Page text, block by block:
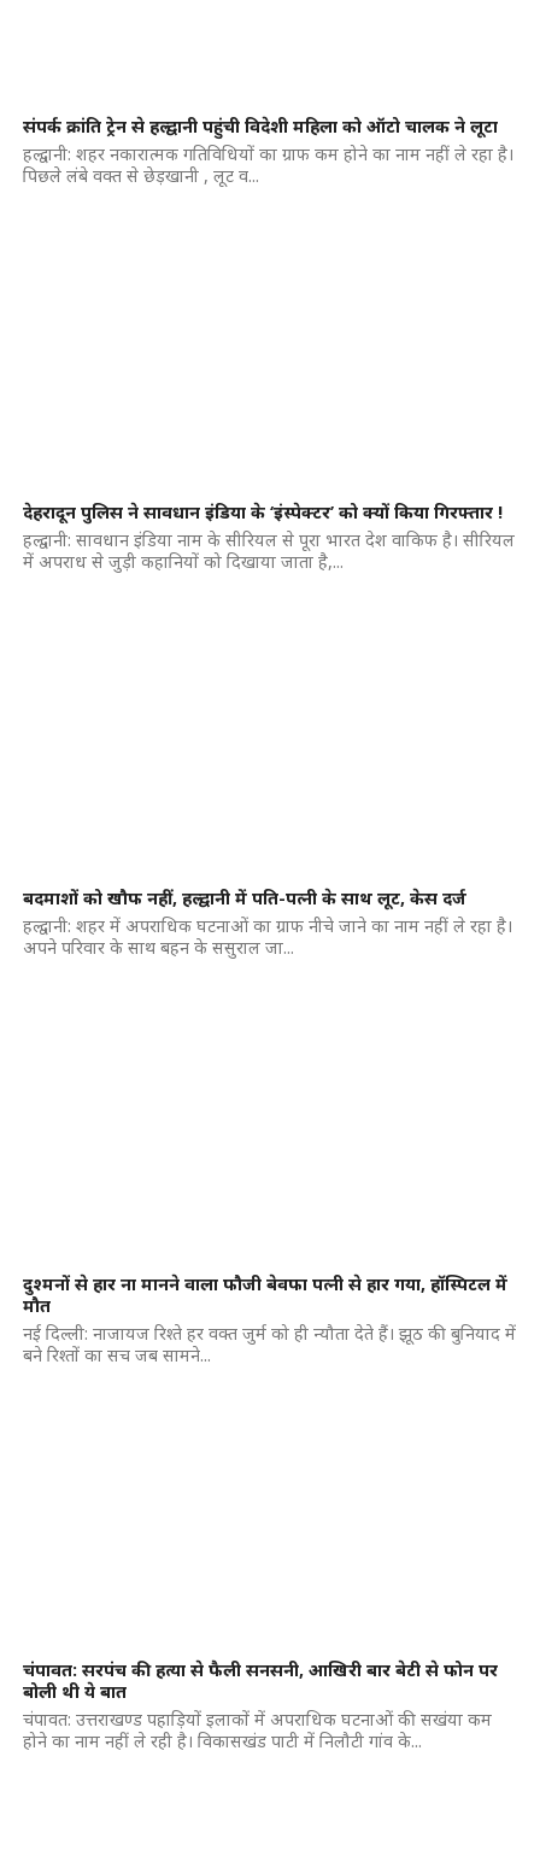
संपर्क क्रांति ट्रेन से हल्द्वानी पहुंची विदेशी महिला को ऑटो चालक ने लूटा
हल्द्वानी: शहर नकारात्मक गतिविधियों का ग्राफ कम होने का नाम नहीं ले रहा है।
पिछले लंबे वक्त से छेड़खानी , लूट व...
देहरादून पुलिस ने सावधान इंडिया के ‘इंस्पेक्टर’ को क्यों किया गिरफ्तार !
हल्द्वानी: सावधान इंडिया नाम के सीरियल से पूरा भारत देश वाकिफ है। सीरियल
में अपराध से जुड़ी कहानियों को दिखाया जाता है,...
बदमाशों को खौफ नहीं, हल्द्वानी में पति-पत्नी के साथ लूट, केस दर्ज
हल्द्वानी: शहर में अपराधिक घटनाओं का ग्राफ नीचे जाने का नाम नहीं ले रहा है।
अपने परिवार के साथ बहन के ससुराल जा...
दुश्मनों से हार ना मानने वाला फौजी बेवफा पत्नी से हार गया, हॉस्पिटल में
मौत
नई दिल्ली: नाजायज रिश्ते हर वक्त जुर्म को ही न्यौता देते हैं। झूठ की बुनियाद में
बने रिश्तों का सच जब सामने...
चंपावत: सरपंच की हत्या से फैली सनसनी, आखिरी बार बेटी से फोन पर
बोली थी ये बात
चंपावत: उत्तराखण्ड पहाड़ियों इलाकों में अपराधिक घटनाओं की सखंया कम
होने का नाम नहीं ले रही है। विकासखंड पाटी में निलौटी गांव के...